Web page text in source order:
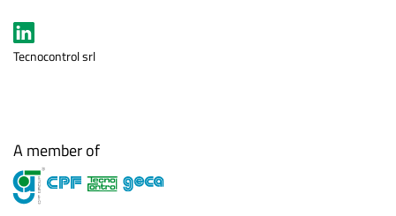
Tecnocontrol srl
A member of